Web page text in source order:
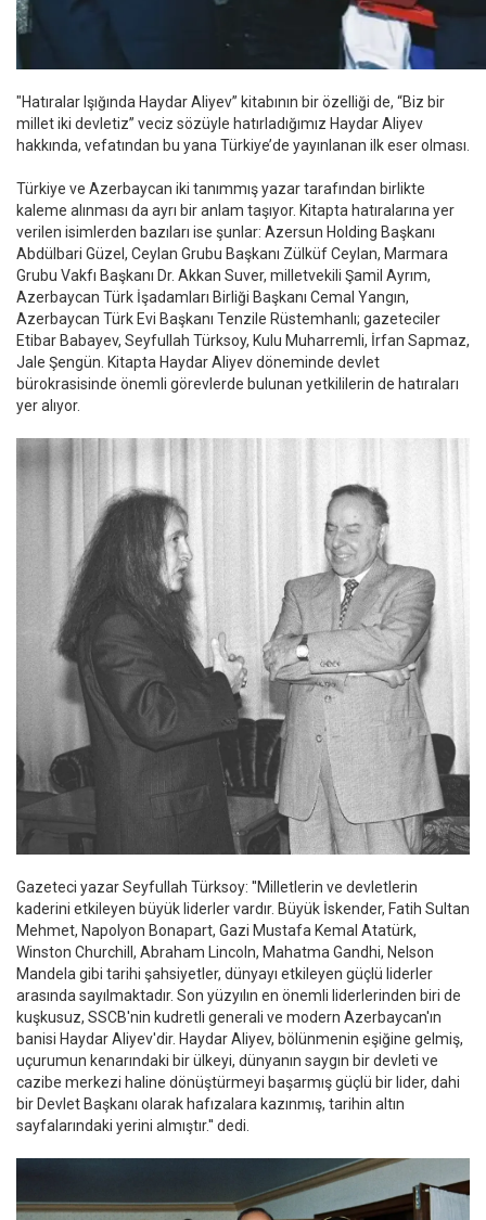
"Hatıralar Işığında Haydar Aliyev” kitabının bir özelliği de, “Biz bir
millet iki devletiz” veciz sözüyle hatırladığımız Haydar Aliyev
hakkında, vefatından bu yana Türkiye’de yayınlanan ilk eser olması.
Türkiye ve Azerbaycan iki tanımmış yazar tarafından birlikte
kaleme alınması da ayrı bir anlam taşıyor. Kitapta hatıralarına yer
verilen isimlerden bazıları ise şunlar: Azersun Holding Başkanı
Abdülbari Güzel, Ceylan Grubu Başkanı Zülküf Ceylan, Marmara
Grubu Vakfı Başkanı Dr. Akkan Suver, milletvekili Şamil Ayrım,
Azerbaycan Türk İşadamları Birliği Başkanı Cemal Yangın,
Azerbaycan Türk Evi Başkanı Tenzile Rüstemhanlı; gazeteciler
Etibar Babayev, Seyfullah Türksoy, Kulu Muharremli, İrfan Sapmaz,
Jale Şengün. Kitapta Haydar Aliyev döneminde devlet
bürokrasisinde önemli görevlerde bulunan yetkililerin de hatıraları
yer alıyor.
Gazeteci yazar Seyfullah Türksoy: ''Milletlerin ve devletlerin
kaderini etkileyen büyük liderler vardır. Büyük İskender, Fatih Sultan
Mehmet, Napolyon Bonapart, Gazi Mustafa Kemal Atatürk,
Winston Churchill, Abraham Lincoln, Mahatma Gandhi, Nelson
Mandela gibi tarihi şahsiyetler, dünyayı etkileyen güçlü liderler
arasında sayılmaktadır. Son yüzyılın en önemli liderlerinden biri de
kuşkusuz, SSCB'nin kudretli generali ve modern Azerbaycan'ın
banisi Haydar Aliyev'dir. Haydar Aliyev, bölünmenin eşiğine gelmiş,
uçurumun kenarındaki bir ülkeyi, dünyanın saygın bir devleti ve
cazibe merkezi haline dönüştürmeyi başarmış güçlü bir lider, dahi
bir Devlet Başkanı olarak hafızalara kazınmış, tarihin altın
sayfalarındaki yerini almıştır.'' dedi.